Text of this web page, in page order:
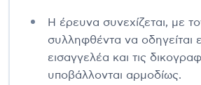
Η έρευνα συνεχίζεται, με
συλληφθέντα να οδηγείται
εισαγγελέα και τις
υποβάλλονται αρμοδίως.